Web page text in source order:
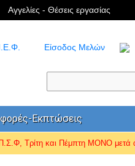
Αγγελίες - Θέσεις εργασίας
Είσοδος Μελών
Εκπτώσεις
Τρίτη και Πέμπτη ΜΟΝΟ μετά